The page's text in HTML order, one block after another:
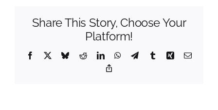
Share This Story, Choose Your
Platform!
Facebook BlueskyRedditLinkedInWhatsApp
TelegramTumblrXing Email